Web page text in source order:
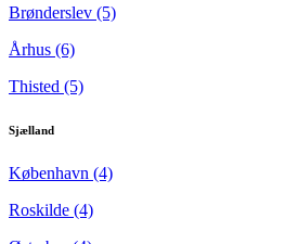
Brønderslev (5)
Århus (6)
Thisted (5)
Sjælland
København (4)
Roskilde (4)